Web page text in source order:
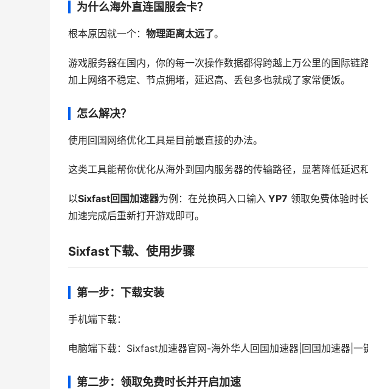
为什么海外直连国服会卡？
根本原因就一个： 物理距离太远了。
游戏服务器在国内，你的每一次操作数据都得跨越上万公里的国际链
加上网络不稳定、节点拥堵，延迟高、丢包多也就成了家常便饭。
怎么解决？
使用回国网络优化工具是目前最直接的办法。
这类工具能帮你优化从海外到国内服务器的传输路径，显著降低延迟
以Sixfast回国加速器为例：在兑换码入口输入 YP7 领取免费体验时
加速完成后重新打开游戏即可。
Sixfast下载、使用步骤
第一步：下载安装
手机端下载：
电脑端下载：Sixfast加速器官网-海外华人回国加速器|回国加速器|一
第二步：领取免费时长并开启加速